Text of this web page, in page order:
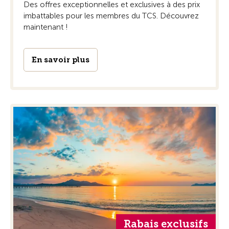
Des offres exceptionnelles et exclusives à des prix
imbattables pour les membres du TCS. Découvrez
maintenant !
En savoir plus
Rabais exclusifs